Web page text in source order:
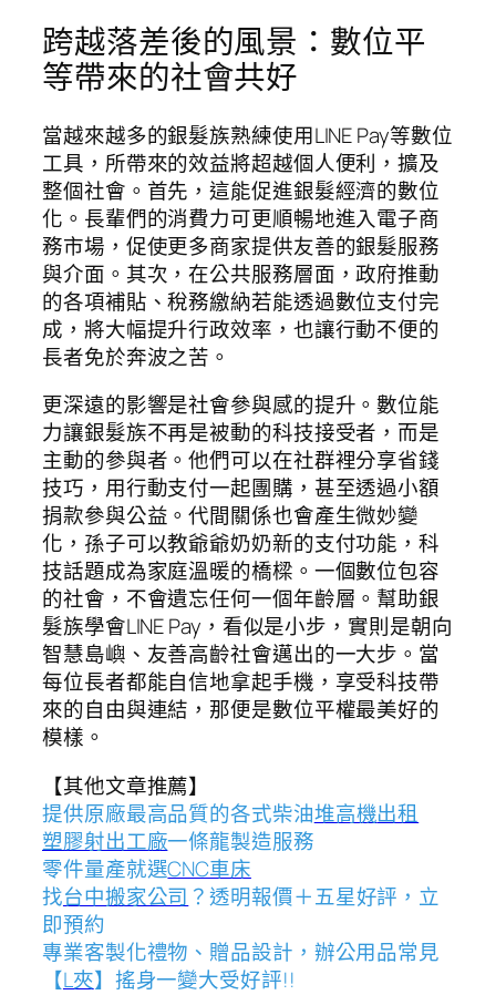
跨越落差後的風景：數位平
等帶來的社會共好
當越來越多的銀髮族熟練使用LINE Pay等數位
工具，所帶來的效益將超越個人便利，擴及
整個社會。首先，這能促進銀髮經濟的數位
化。長輩們的消費力可更順暢地進入電子商
務市場，促使更多商家提供友善的銀髮服務
與介面。其次，在公共服務層面，政府推動
的各項補貼、稅務繳納若能透過數位支付完
成，將大幅提升行政效率，也讓行動不便的
長者免於奔波之苦。
更深遠的影響是社會參與感的提升。數位能
力讓銀髮族不再是被動的科技接受者，而是
主動的參與者。他們可以在社群裡分享省錢
技巧，用行動支付一起團購，甚至透過小額
捐款參與公益。代間關係也會產生微妙變
化，孫子可以教爺爺奶奶新的支付功能，科
技話題成為家庭溫暖的橋樑。一個數位包容
的社會，不會遺忘任何一個年齡層。幫助銀
髮族學會LINE Pay，看似是小步，實則是朝向
智慧島嶼、友善高齡社會邁出的一大步。當
每位長者都能自信地拿起手機，享受科技帶
來的自由與連結，那便是數位平權最美好的
模樣。
【其他文章推薦】
提供原廠最高品質的各式柴油堆高機出租
塑膠射出工廠一條龍製造服務
零件量產就選CNC車床
找台中搬家公司 ？透明報價＋五星好評，立
即預約
專業客製化禮物、贈品設計，辦公用品常見
【L夾】搖身一變大受好評!!